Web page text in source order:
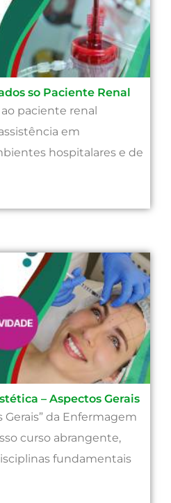
so Paciente Renal
paciente renal
em
hospitalares e de
– Aspectos Gerais
Gerais” da Enfermagem
curso abrangente,
fundamentais